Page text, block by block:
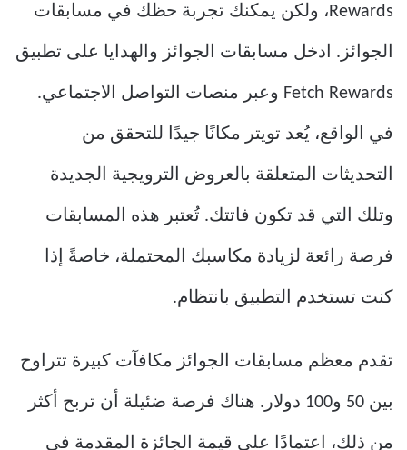
Rewards، ولكن يمكنك تجربة حظك في مسابقات
الجوائز. ادخل مسابقات الجوائز والهدايا على تطبيق
Fetch Rewards وعبر منصات التواصل الاجتماعي.
في الواقع، يُعد تويتر مكانًا جيدًا للتحقق من
التحديثات المتعلقة بالعروض الترويجية الجديدة
وتلك التي قد تكون فاتتك. تُعتبر هذه المسابقات
فرصة رائعة لزيادة مكاسبك المحتملة، خاصةً إذا
كنت تستخدم التطبيق بانتظام.
تقدم معظم مسابقات الجوائز مكافآت كبيرة تتراوح
بين 50 و100 دولار. هناك فرصة ضئيلة أن تربح أكثر
من ذلك، اعتمادًا على قيمة الجائزة المقدمة في